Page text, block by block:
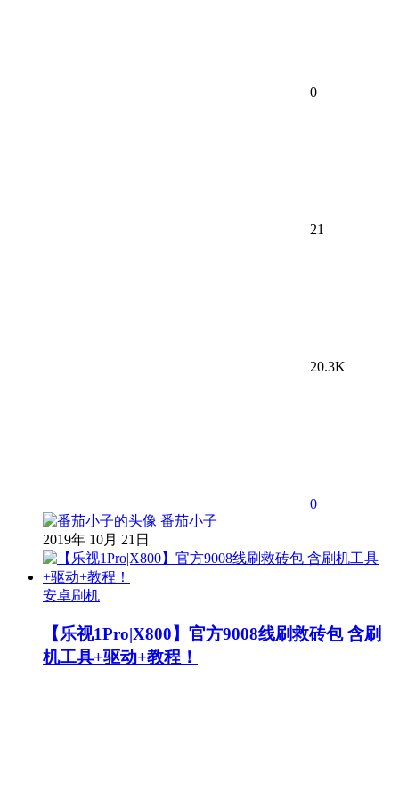
0
21
20.3K
0
番茄小子
2019年 10月 21日
安卓刷机
【乐视1Pro|X800】官方9008线刷救砖包 含刷
机工具+驱动+教程！